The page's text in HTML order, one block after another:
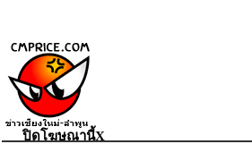
ปิดโฆษณานี้X